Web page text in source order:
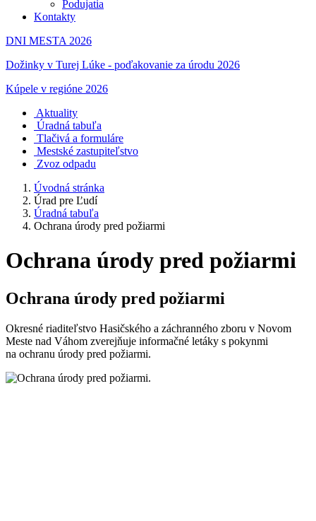
Podujatia
Kontakty
DNI MESTA 2026
Dožinky v Turej Lúke - poďakovanie za úrodu 2026
Kúpele v regióne 2026
Aktuality
Úradná tabuľa
Tlačivá a formuláre
Mestské zastupiteľstvo
Zvoz odpadu
Úvodná stránka
Úrad pre Ľudí
Úradná tabuľa
Ochrana úrody pred požiarmi
Ochrana úrody pred požiarmi
Ochrana úrody pred požiarmi
Okresné riaditeľstvo Hasičského a záchranného zboru v Novom
Meste nad Váhom zverejňuje informačné letáky s pokynmi
na ochranu úrody pred požiarmi.